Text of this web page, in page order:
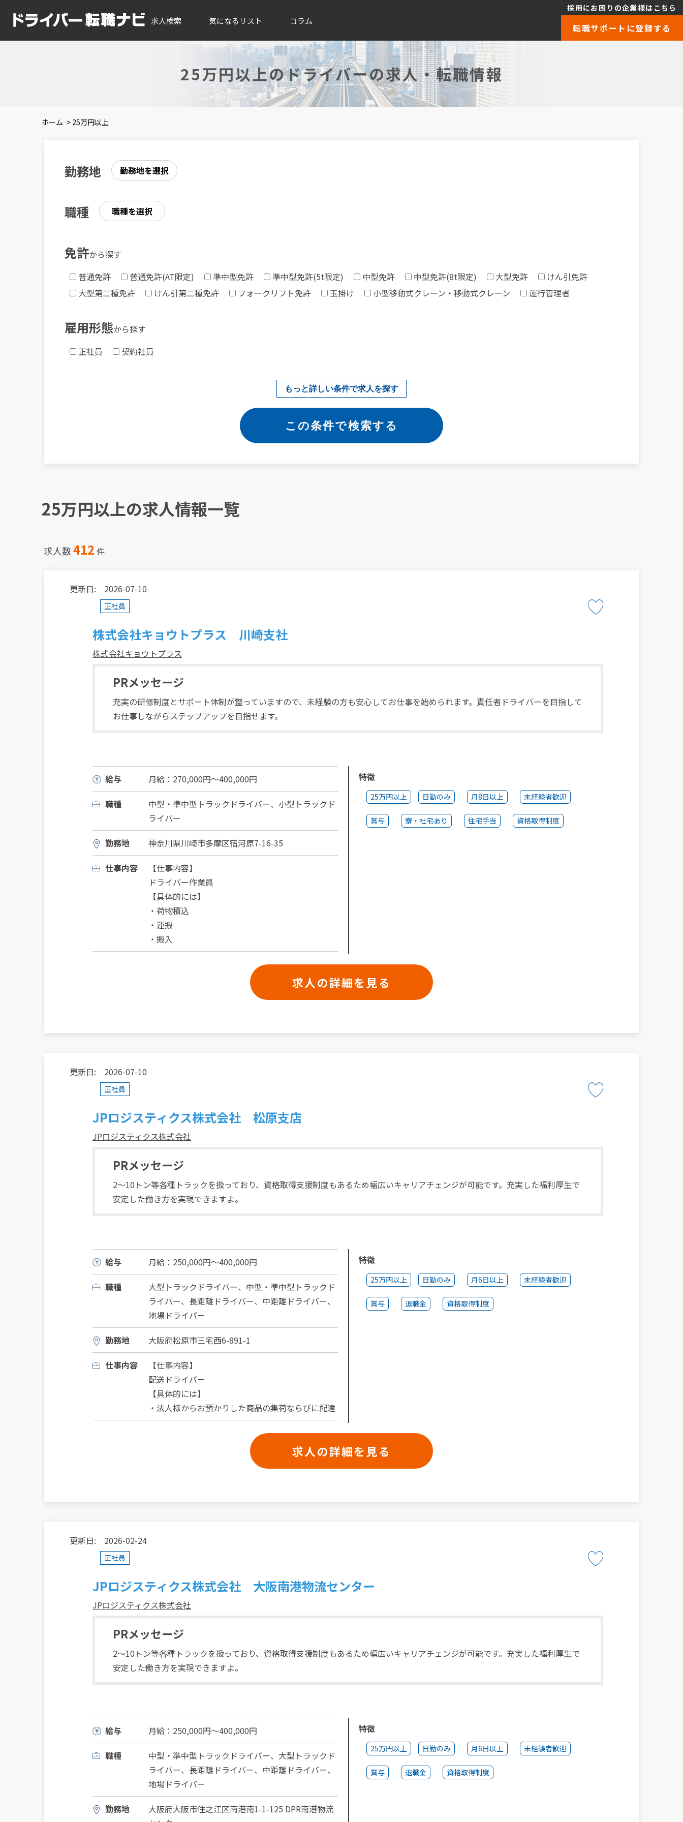
求人検索 気になるリスト コラム
採用にお困りの企業様はこちら
転職サポートに登録する
25万円以上のドライバーの求人・転職情報
ホーム > 25万円以上
勤務地 勤務地を選択
職種 職種を選択
免許から探す
普通免許
普通免許(AT限定) 準中型免許 準中型免許(5t限定) 中型免許 中型免許(8t限定) 大型免許
けん引免許
大型第二種免許
けん引第二種免許 フォークリフト免許 玉掛け 小型移動式クレーン・移動式クレーン 運行管理者
雇用形態から探す
正社員
契約社員
25万円以上の求人情報一覧
求人数412 件
更新日: 2026-07-10
正社員
株式会社キョウトプラス 川崎支社
株式会社キョウトプラス
PRメッセージ
充実の研修制度とサポート体制が整っていますので、未経験の方も安心してお仕事を始められます。責任者ドライバーを目指して
お仕事しながらステップアップを目指せます。
給与 月給：270,000円～400,000円
職種
中型・準中型トラックドライバー、小型トラックド
ライバー
勤務地 神奈川県川崎市多摩区宿河原7-16-35
仕事内容
【仕事内容】
ドライバー作業員
【具体的には】
・荷物積込
・運搬
・搬入
特徴
25万円以上 日勤のみ 月8日以上 未経験者歓迎
賞与 寮・社宅あり 住宅手当 資格取得制度
求人の詳細を見る
更新日: 2026-07-10
正社員
JPロジスティクス株式会社 松原支店
JPロジスティクス株式会社
PRメッセージ
2～10トン等各種トラックを扱っており、資格取得支援制度もあるため幅広いキャリアチェンジが可能です。充実した福利厚生で
安定した働き方を実現できますよ。
給与 月給：250,000円～400,000円
職種
大型トラックドライバー、中型・準中型トラックド
ライバー、長距離ドライバー、中距離ドライバー、
地場ドライバー
勤務地 大阪府松原市三宅西6-891-1
仕事内容
【仕事内容】
配送ドライバー
【具体的には】
・法人様からお預かりした商品の集荷ならびに配達
特徴
25万円以上 日勤のみ 月6日以上 未経験者歓迎
賞与 退職金 資格取得制度
求人の詳細を見る
更新日: 2026-02-24
正社員
JPロジスティクス株式会社 大阪南港物流センター
JPロジスティクス株式会社
PRメッセージ
2～10トン等各種トラックを扱っており、資格取得支援制度もあるため幅広いキャリアチェンジが可能です。充実した福利厚生で
安定した働き方を実現できますよ。
給与 月給：250,000円～400,000円
職種
中型・準中型トラックドライバー、大型トラックド
ライバー、長距離ドライバー、中距離ドライバー、
地場ドライバー
勤務地
大阪府大阪市住之江区南港南1-1-125 DPR南港物流
特徴
25万円以上 日勤のみ 月6日以上 未経験者歓迎
賞与 退職金 資格取得制度